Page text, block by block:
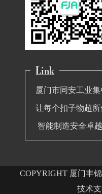
厦门市同安工业集
让每个扣子物超所
智能制造安全卓
COPYRIGHT 厦门丰
技术支